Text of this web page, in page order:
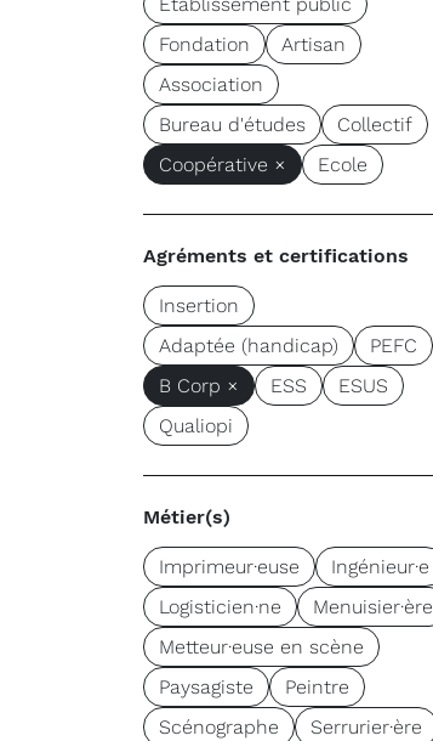
Fondation
Artisan
Association
Bureau d'études
Collectif
Coopérative ×
Ecole
Agréments et certifications
Insertion
Adaptée (handicap)
PEFC
B Corp ×
ESS
ESUS
Qualiopi
Métier(s)
Imprimeur·euse
Ingénieur·e
Logisticien·ne
Menuisier·ère
Metteur·euse en scène
Paysagiste
Peintre
Scénographe
Serrurier·ère